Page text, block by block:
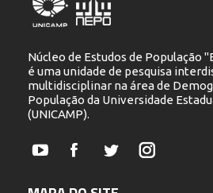
Núcleo de Estudos de População
é uma unidade de pesquisa
multidisciplinar na área de
População da Universidade
(UNICAMP).
YouTubeFacebookTwitterInstagram